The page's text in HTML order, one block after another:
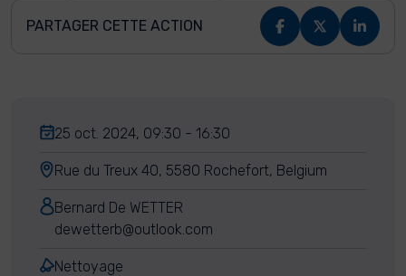
PARTAGER CETTE ACTION
25 oct. 2024, 09:30 - 16:30
Rue du Treux 40, 5580 Rochefort, Belgium
Bernard De WETTER
dewetterb@outlook.com
Nettoyage